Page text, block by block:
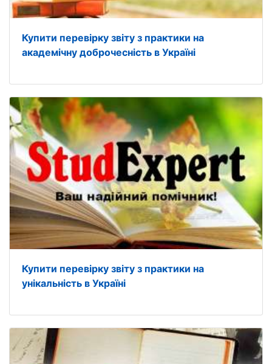
Купити перевірку звіту з практики на
академічну доброчесність в Україні
Купити перевірку звіту з практики на
унікальність в Україні